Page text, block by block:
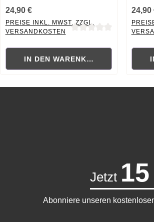
24,90 €
PREISE INKL. MWST. ZZGL.
VERSANDKOSTEN
IN DEN WARENKORB
24,90
Jetzt
Abonniere unseren